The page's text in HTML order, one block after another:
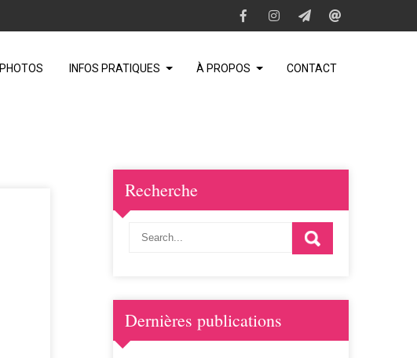
PHOTOS INFOS PRATIQUES À PROPOS CONTACT
Recherche
Dernières publications